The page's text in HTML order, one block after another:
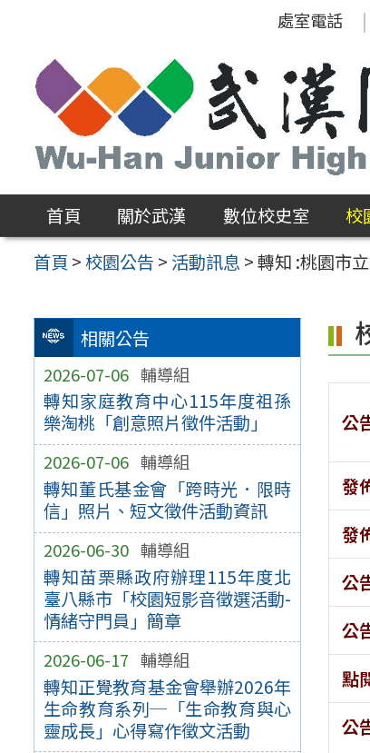
區
處室電話
首頁 關於武漢 數位校史室 校
首頁 >校園公告 > 活動訊息 >轉知 :桃園市
相關公告
2026-07-06 輔導組
轉知家庭教育中心115年度祖孫
樂淘桃「創意照片徵件活動」
2026-07-06 輔導組
轉知董氏基金會「跨時光．限時
信」照片、短文徵件活動資訊
2026-06-30 輔導組
轉知苗栗縣政府辦理115年度北
臺八縣市「校園短影音徵選活動-
情緒守門員」簡章
2026-06-17 輔導組
轉知正覺教育基金會舉辦2026年
生命教育系列─「生命教育與心
靈成長」心得寫作徵文活動
公
發
發
公
公
點
公